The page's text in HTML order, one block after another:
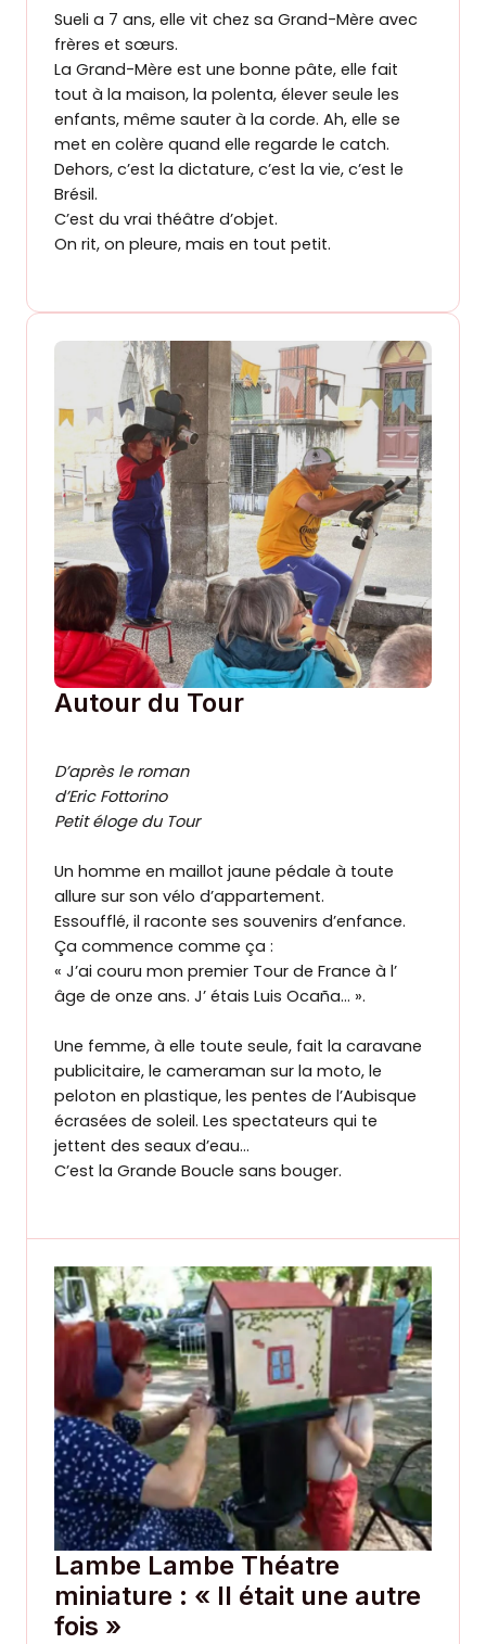
Sueli a 7 ans, elle vit chez sa Grand-Mère avec
frères et sœurs.
La Grand-Mère est une bonne pâte, elle fait
tout à la maison, la polenta, élever seule les
enfants, même sauter à la corde. Ah, elle se
met en colère quand elle regarde le catch.
Dehors, c’est la dictature, c’est la vie, c’est le
Brésil.
C’est du vrai théâtre d’objet.
On rit, on pleure, mais en tout petit.
Autour du Tour
D’après le roman
d’Eric Fottorino
Petit éloge du Tour
Un homme en maillot jaune pédale à toute
allure sur son vélo d’appartement.
Essoufflé, il raconte ses souvenirs d’enfance.
Ça commence comme ça :
« J’ai couru mon premier Tour de France à l’
âge de onze ans. J’ étais Luis Ocaña… ».
Une femme, à elle toute seule, fait la caravane
publicitaire, le cameraman sur la moto, le
peloton en plastique, les pentes de l’Aubisque
écrasées de soleil. Les spectateurs qui te
jettent des seaux d’eau…
C’est la Grande Boucle sans bouger.
Lambe Lambe Théatre
miniature : « Il était une autre
fois »